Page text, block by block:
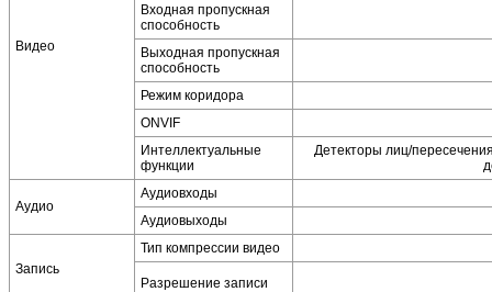
Видео
Входная пропускная
способность
Выходная пропускная
способность
Режим коридора
ONVIF
Интеллектуальные
функции
Детекторы лиц/
Аудио
Аудиовходы
Аудиовыходы
Запись
Тип компрессии видео
Разрешение записи